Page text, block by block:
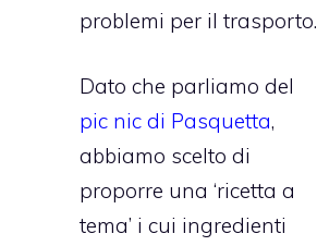
problemi per il trasporto.
Dato che parliamo del
pic nic di Pasquetta,
abbiamo scelto di
proporre una ‘ricetta a
tema’ i cui ingredienti